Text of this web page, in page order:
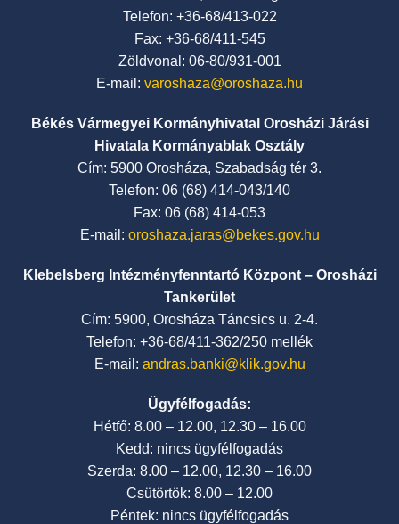
Telefon: +36-68/413-022
Fax: +36-68/411-545
Zöldvonal: 06-80/931-001
E-mail: varoshaza@oroshaza.hu
Békés Vármegyei Kormányhivatal Orosházi Járási
Hivatala Kormányablak Osztály
Cím: 5900 Orosháza, Szabadság tér 3.
Telefon: 06 (68) 414-043/140
Fax: 06 (68) 414-053
E-mail: oroshaza.jaras@bekes.gov.hu
Klebelsberg Intézményfenntartó Központ – Orosházi
Tankerület
Cím: 5900, Orosháza Táncsics u. 2-4.
Telefon: +36-68/411-362/250 mellék
E-mail: andras.banki@klik.gov.hu
Ügyfélfogadás:
Hétfő: 8.00 – 12.00, 12.30 – 16.00
Kedd: nincs ügyfélfogadás
Szerda: 8.00 – 12.00, 12.30 – 16.00
Csütörtök: 8.00 – 12.00
Péntek: nincs ügyfélfogadás